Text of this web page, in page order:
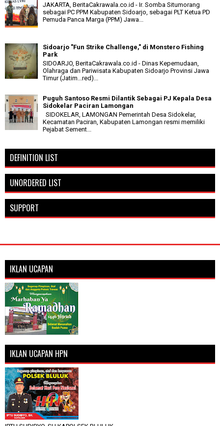
JAKARTA, BeritaCakrawala.co.id - Ir. Somba Situmorang
sebagai PC PPM Kabupaten Sidoarjo, sebagai PLT Ketua PD
Pemuda Panca Marga (PPM) Jawa...
Sidoarjo "Fun Strike Challenge," di Monstero Fishing
Park
SIDOARJO, BeritaCakrawala.co.id - Dinas Kepemudaan,
Olahraga dan Pariwisata Kabupaten Sidoarjo Provinsi Jawa
Timur (Jatim...red)...
Puguh Santoso Resmi Dilantik Sebagai PJ Kepala Desa
Sidokelar Paciran Lamongan
SIDOKELAR, LAMONGAN Pemerintah Desa Sidokelar,
Kecamatan Paciran, Kabupaten Lamongan resmi memiliki
Pejabat Sement...
DEFINITION LIST
UNORDERED LIST
SUPPORT
IKLAN UCAPAN
IKLAN UCAPAN HPN